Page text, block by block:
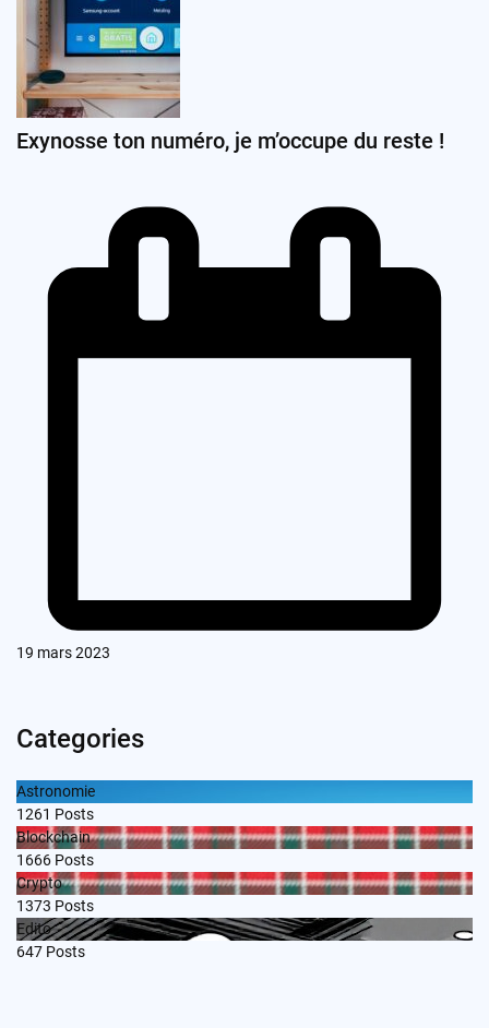
Exynosse ton numéro, je m’occupe du reste !
19 mars 2023
Categories
Astronomie
1261 Posts
Blockchain
1666 Posts
Crypto
1373 Posts
Edito
647 Posts